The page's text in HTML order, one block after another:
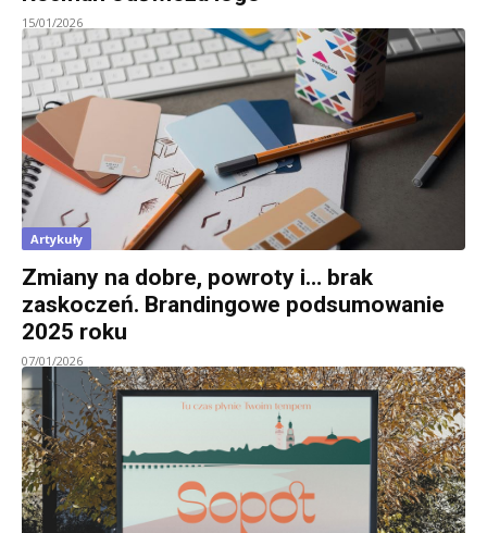
15/01/2026
Artykuły
Zmiany na dobre, powroty i… brak
zaskoczeń. Brandingowe podsumowanie
2025 roku
07/01/2026